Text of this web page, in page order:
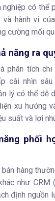
nghiệp có thể
và hành vi
cường mối
năng ra
phân tích
cái nhìn
lý có thể dễ
xu hướng
suất và lợi
phối
bán hàng
như CRM
định nguồn